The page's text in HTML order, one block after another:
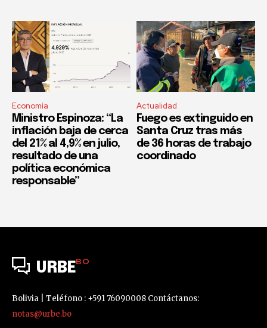
Economía
Ministro Espinoza: “La
inflación baja de cerca
del 21% al 4,9% en julio,
resultado de una
política económica
responsable”
Actualidad
Fuego es extinguido en
Santa Cruz tras más
de 36 horas de trabajo
coordinado
URBEBO
Bolivia | Teléfono : +591 76090008 Contáctanos:
notas@urbe.bo